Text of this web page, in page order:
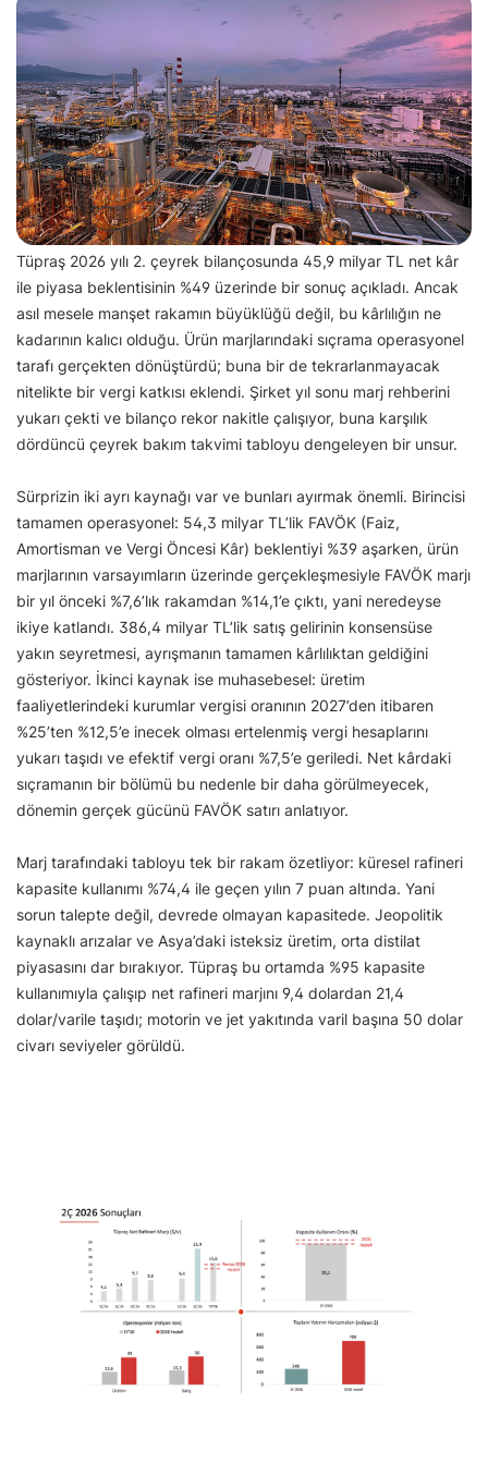
Tüpraş 2026 yılı 2. çeyrek bilançosunda 45,9 milyar TL net kâr
ile piyasa beklentisinin %49 üzerinde bir sonuç açıkladı. Ancak
asıl mesele manşet rakamın büyüklüğü değil, bu kârlılığın ne
kadarının kalıcı olduğu. Ürün marjlarındaki sıçrama operasyonel
tarafı gerçekten dönüştürdü; buna bir de tekrarlanmayacak
nitelikte bir vergi katkısı eklendi. Şirket yıl sonu marj rehberini
yukarı çekti ve bilanço rekor nakitle çalışıyor, buna karşılık
dördüncü çeyrek bakım takvimi tabloyu dengeleyen bir unsur.
Sürprizin iki ayrı kaynağı var ve bunları ayırmak önemli. Birincisi
tamamen operasyonel: 54,3 milyar TL’lik FAVÖK (Faiz,
Amortisman ve Vergi Öncesi Kâr) beklentiyi %39 aşarken, ürün
marjlarının varsayımların üzerinde gerçekleşmesiyle FAVÖK marjı
bir yıl önceki %7,6’lık rakamdan %14,1’e çıktı, yani neredeyse
ikiye katlandı. 386,4 milyar TL’lik satış gelirinin konsensüse
yakın seyretmesi, ayrışmanın tamamen kârlılıktan geldiğini
gösteriyor. İkinci kaynak ise muhasebesel: üretim
faaliyetlerindeki kurumlar vergisi oranının 2027’den itibaren
%25’ten %12,5’e inecek olması ertelenmiş vergi hesaplarını
yukarı taşıdı ve efektif vergi oranı %7,5’e geriledi. Net kârdaki
sıçramanın bir bölümü bu nedenle bir daha görülmeyecek,
dönemin gerçek gücünü FAVÖK satırı anlatıyor.
Marj tarafındaki tabloyu tek bir rakam özetliyor: küresel rafineri
kapasite kullanımı %74,4 ile geçen yılın 7 puan altında. Yani
sorun talepte değil, devrede olmayan kapasitede. Jeopolitik
kaynaklı arızalar ve Asya’daki isteksiz üretim, orta distilat
piyasasını dar bırakıyor. Tüpraş bu ortamda %95 kapasite
kullanımıyla çalışıp net rafineri marjını 9,4 dolardan 21,4
dolar/varile taşıdı; motorin ve jet yakıtında varil başına 50 dolar
civarı seviyeler görüldü.